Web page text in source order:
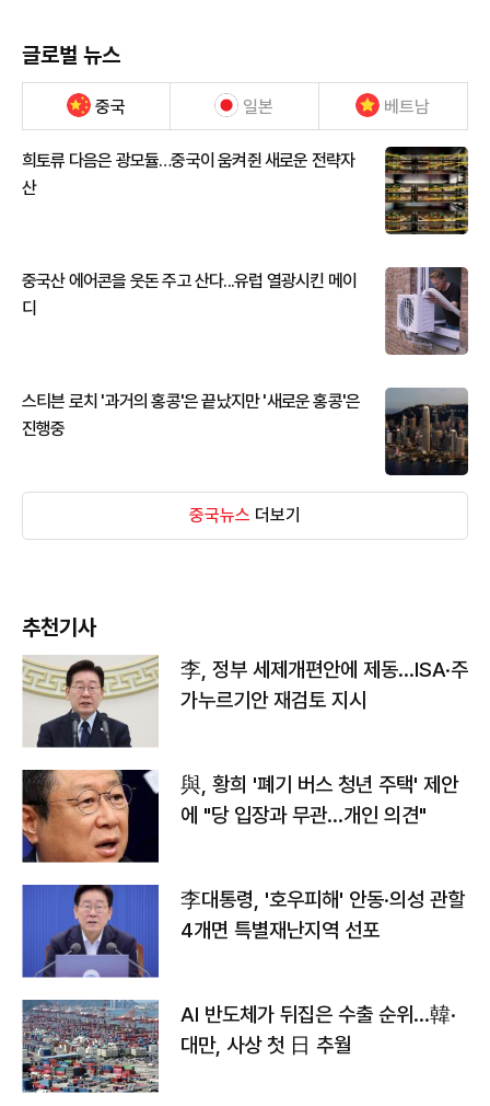
글로벌 뉴스
중국 일본 베트남
희토류 다음은 광모듈…중국이 움켜쥔 새로운 전략자
산
중국산 에어콘을 웃돈 주고 산다...유럽 열광시킨 메이
디
스티븐 로치 '과거의 홍콩'은 끝났지만 '새로운 홍콩'은
진행중
중국뉴스 더보기
추천기사
李, 정부 세제개편안에 제동…ISA·주
가누르기안 재검토 지시
與, 황희 '폐기 버스 청년 주택' 제안
에 "당 입장과 무관…개인 의견"
李대통령, '호우피해' 안동·의성 관할
4개면 특별재난지역 선포
AI 반도체가 뒤집은 수출 순위…韓·
대만, 사상 첫 日 추월